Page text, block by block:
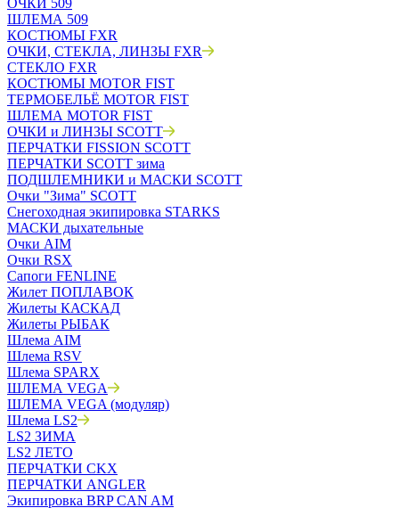
ОЧКИ 509
ШЛЕМА 509
КОСТЮМЫ FXR
ОЧКИ, СТЕКЛА, ЛИНЗЫ FXR
СТЕКЛО FXR
КОСТЮМЫ MOTOR FIST
ТЕРМОБЕЛЬЁ MOTOR FIST
ШЛЕМА MOTOR FIST
ОЧКИ и ЛИНЗЫ SCOTT
ПЕРЧАТКИ FISSION SCOTT
ПЕРЧАТКИ SCOTT зима
ПОДШЛЕМНИКИ и МАСКИ SCOTT
Очки "Зима" SCOTT
Снегоходная экипировка STARKS
МАСКИ дыхательные
Очки AIM
Очки RSX
Сапоги FENLINE
Жилет ПОПЛАВОК
Жилеты КАСКАД
Жилеты РЫБАК
Шлема AIM
Шлема RSV
Шлема SPARX
ШЛЕМА VEGA
ШЛЕМА VEGA (модуляр)
Шлема LS2
LS2 ЗИМА
LS2 ЛЕТО
ПЕРЧАТКИ CKX
ПЕРЧАТКИ ANGLER
Экипировка BRP CAN AM